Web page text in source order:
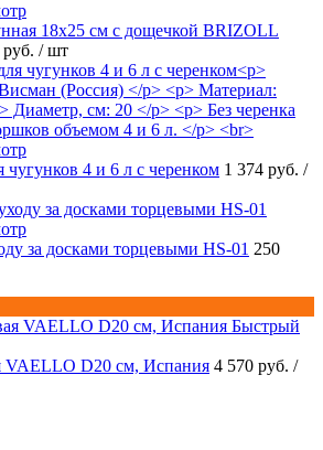
18х25 см с дощечкой BRIZOLL
/ шт
чугунков 4 и 6 л с черенком 1 374 руб. /
за досками торцевыми HS-01 250
Быстрый
VAELLO D20 см, Испания 4 570 руб. /